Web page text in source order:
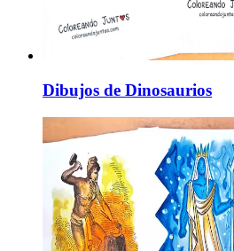
Dibujos de Dinosaurios